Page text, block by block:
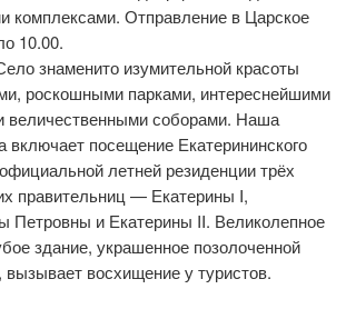
комплексами. Отправление в Царское
10.00.
знаменито изумительной красоты
роскошными парками, интереснейшими
величественными соборами. Наша
включает посещение Екатерининского
летней резиденции трёх
правительниц — Екатерины I,
Петровны и Екатерины II. Великолепное
здание, украшенное позолоченной
вызывает восхищение у туристов.